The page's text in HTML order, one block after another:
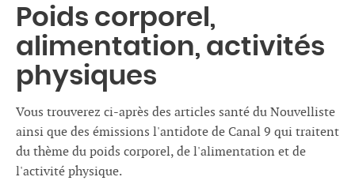
Français
Poids corporel,
alimentation, activités
physiques
Vous trouverez ci-après des articles santé du Nouvelliste
ainsi que des émissions l'antidote de Canal 9 qui traitent
du thème du poids corporel, de l'alimentation et de
l'activité physique.